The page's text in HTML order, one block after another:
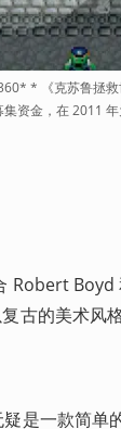
* 《克苏鲁拯救
资金，在 2011 年
Robert
古的美术风
是一款简单